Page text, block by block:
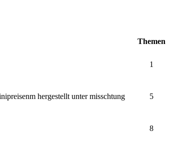
Themen
1
hergestellt unter misschtung
5
8